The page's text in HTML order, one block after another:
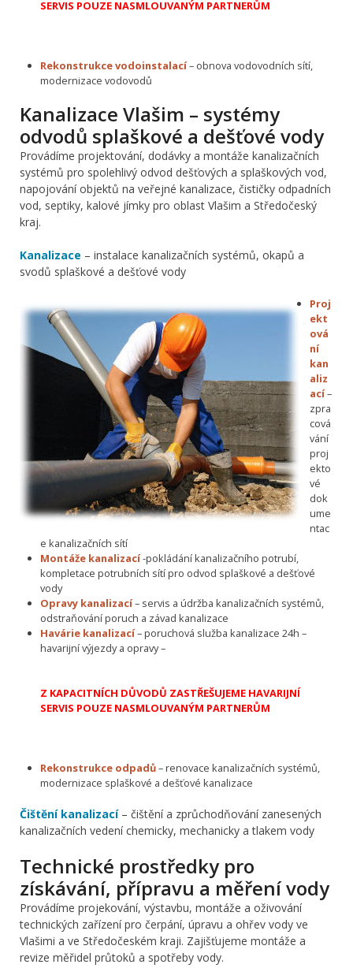
SERVIS POUZE NASMLOUVANÝM PARTNERŮM
Rekonstrukce vodoinstalací– obnova vodovodních sítí,
modernizace vodovodů
Kanalizace Vlašim – systémy
odvodů splaškové a dešťové vody
Provádíme projektování, dodávky a montáže kanalizačních
systémů pro spolehlivý odvod dešťových a splaškových vod,
napojování objektů na veřejné kanalizace, čističky odpadních
vod, septiky, kalové jímky pro oblast Vlašim a Středočeský
kraj.
Kanalizace – instalace kanalizačních systémů, okapů a
svodů splaškové a dešťové vody
Proj
ekt
ová
ní
kan
aliz
ací–
zpra
cová
vání
proj
ekto
vé
dok
ume
ntac
e kanalizačních sítí
Montáže kanalizací-pokládání kanalizačního potrubí,
kompletace potrubních sítí pro odvod splaškové a dešťové
vody
Opravy kanalizací– servis a údržba kanalizačních systémů,
odstraňování poruch a závad kanalizace
Havárie kanalizací– poruchová služba kanalizace 24h –
havarijní výjezdy a opravy –
Z KAPACITNÍCH DŮVODŮ ZASTŘEŠUJEME HAVARIJNÍ
SERVIS POUZE NASMLOUVANÝM PARTNERŮM
Rekonstrukce odpadů– renovace kanalizačních systémů,
modernizace splaškové a dešťové kanalizace
Čištění kanalizací– čištění a zprůchodňování zanesených
kanalizačních vedení chemicky, mechanicky a tlakem vody
Technické prostředky pro
získávání, přípravu a měření vody
Provádíme projekování, výstavbu, montáže a oživování
technických zařízení pro čerpání, úpravu a ohřev vody ve
Vlašimi a ve Středočeském kraji. Zajišťujeme montáže a
revize měřidel průtoků a spotřeby vody.